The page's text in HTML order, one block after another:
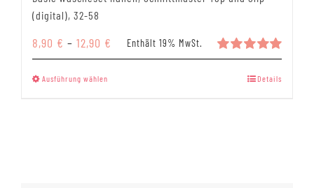
(digital), 32-58
Bewertet
5.00
8,90 € – 12,90 € Preisspanne:
8,90 €
Enthält 19% MwSt.
Ausführung wählen Details